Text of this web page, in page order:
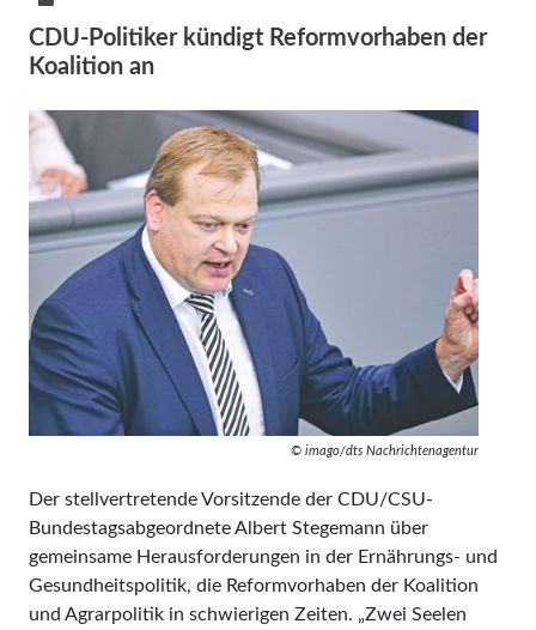
CDU-Politiker kündigt Reformvorhaben der
Koalition an
© imago/dts Nachrichtenagentur
Der stellvertretende Vorsitzende der CDU/CSU-
Bundestagsabgeordnete Albert Stegemann über
gemeinsame Herausforderungen in der Ernährungs- und
Gesundheitspolitik, die Reformvorhaben der Koalition
und Agrarpolitik in schwierigen Zeiten. „Zwei Seelen